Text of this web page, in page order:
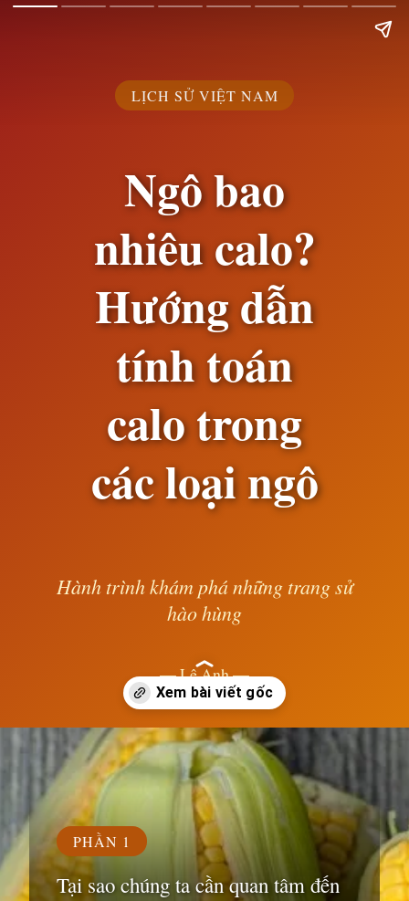
LỊCH SỬ VIỆT NAM
Ngô bao
nhiêu calo?
Hướng dẫn
tính toán
calo trong
các loại ngô
Hành trình khám phá những trang sử
hào hùng
— Lê Anh —
Đang mở https://susach.edu.vn/ngo-bao-nhieu-calo
PHẦN 1
Tại sao chúng ta cần quan tâm đến